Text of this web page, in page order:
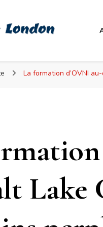
La formation d’OVNI
Lake